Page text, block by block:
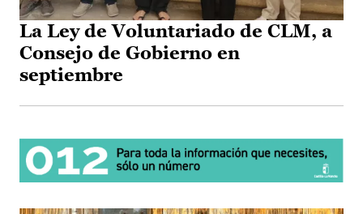
La Ley de Voluntariado de CLM, a
Consejo de Gobierno en
septiembre